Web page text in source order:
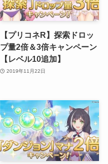
【プリコネR】探索ドロッ
プ量2倍＆3倍キャンペーン
【レベル10追加】
2019年11月22日